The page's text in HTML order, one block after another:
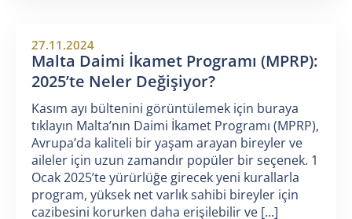
27.11.2024
Malta Daimi İkamet Programı (MPRP):
2025’te Neler Değişiyor?
Kasım ayı bültenini görüntülemek için buraya
tıklayın Malta’nın Daimi İkamet Programı (MPRP),
Avrupa’da kaliteli bir yaşam arayan bireyler ve
aileler için uzun zamandır popüler bir seçenek. 1
Ocak 2025’te yürürlüğe girecek yeni kurallarla
program, yüksek net varlık sahibi bireyler için
cazibesini korurken daha erişilebilir ve [...]